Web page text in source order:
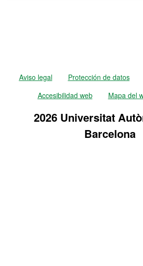
Aviso legal Protección de datos
Accesibilidad web
Mapa del
2026 Universitat
Barcelona